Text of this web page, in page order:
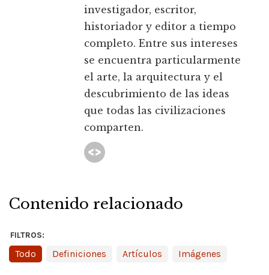
investigador, escritor,
historiador y editor a tiempo
completo. Entre sus intereses
se encuentra particularmente
el arte, la arquitectura y el
descubrimiento de las ideas
que todas las civilizaciones
comparten.
Contenido relacionado
FILTROS:
Todo Definiciones Artículos Imágenes